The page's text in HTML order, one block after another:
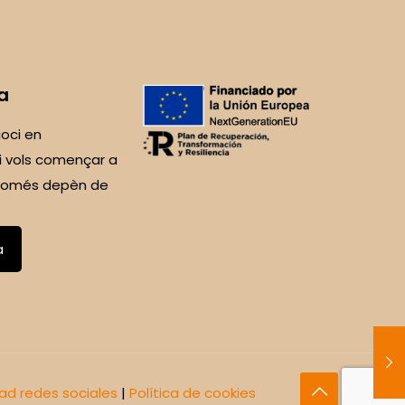
en
vols començar a
depèn de
redes sociales | Política de cookies